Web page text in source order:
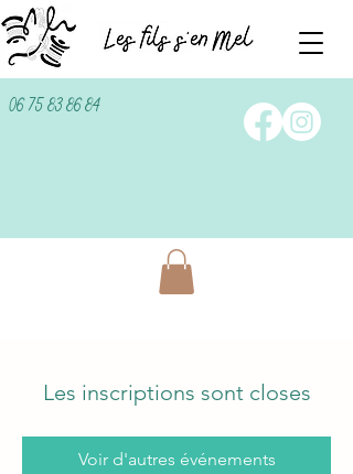
06 75 83 86 84
Les inscriptions sont closes
Voir d'autres événements